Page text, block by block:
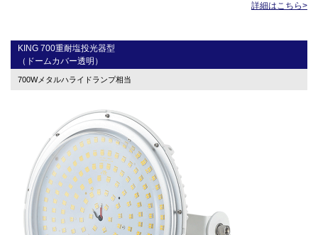
詳細はこちら>
KING 700重耐塩投光器型
（ドームカバー透明）
700Wメタルハライドランプ相当